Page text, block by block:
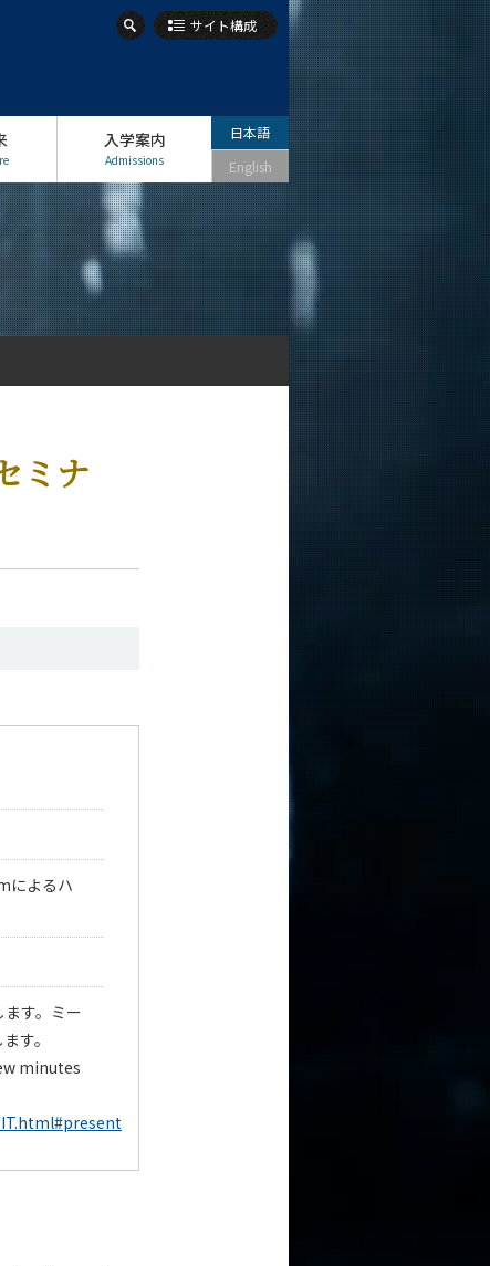
サイト構成
入学案内
Admissions
日本語
English
ミナ
によるハ
す。ミー
す。
minutes